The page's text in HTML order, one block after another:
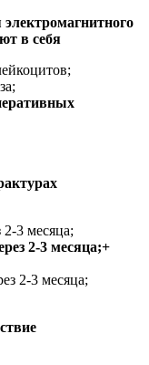
в себя
2-3 месяца;
2-3 месяца;+
2-3 месяца;